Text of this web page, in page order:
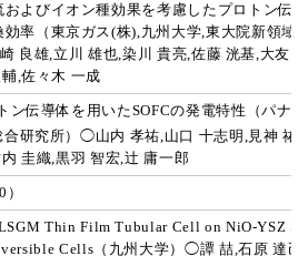
およびイオン種効果を考慮したプロトン伝
効率（東京ガス(株),九州大学,東大院新領域,
良雄,立川 雄也,染川 貴亮,佐藤 洸基,大友
,佐々木 一成
ン伝導体を用いたSOFCの発電特性（パナ
合研究所）◯山内 孝祐,山口 十志明,見神 祐
圭織,黒羽 智宏,辻 庸一郎
Thin Film Tubular Cell on NiO-YSZ
Cells（九州大学）◯譚 喆,石原 達己